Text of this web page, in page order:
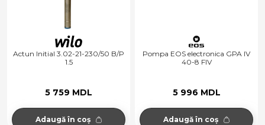
Actun Initial 3.02-21-230/50 B/P
1.5
5 759 MDL
Adaugă în coș
Pompa EOS electronica GPA IV
40-8 FIV
5 996 MDL
Adaugă în coș